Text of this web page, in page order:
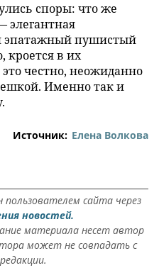
споры: что же
элегантная
эпатажный пушистый
кроется в их
честно, неожиданно
Именно так и
Источник: Елена Волкова
сайта через
новостей.
материала несет автор
может не совпадать с